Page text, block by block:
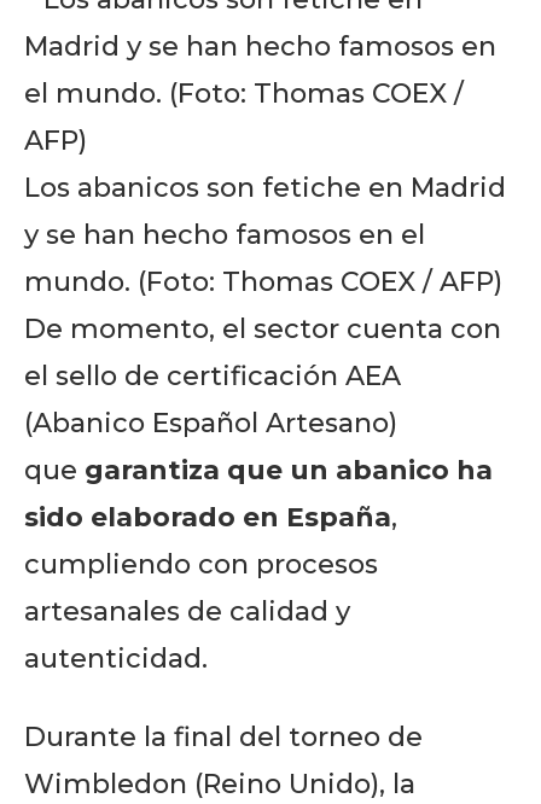
Los abanicos son fetiche en Madrid
y se han hecho famosos en el
mundo. (Foto: Thomas COEX / AFP)
De momento, el sector cuenta con
el sello de certificación AEA
(Abanico Español Artesano)
que garantiza que un abanico ha
sido elaborado en España,
cumpliendo con procesos
artesanales de calidad y
autenticidad.
Durante la final del torneo de
Wimbledon (Reino Unido), la